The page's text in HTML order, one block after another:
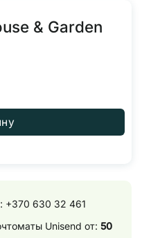
& Garden
House & Garden
+370 630 32 461
Unisend от: 50